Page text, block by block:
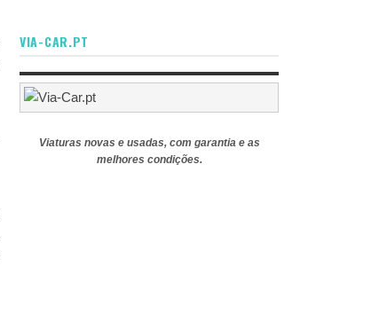
VIA-CAR.PT
Viaturas novas e usadas, com garantia e as
melhores condições.